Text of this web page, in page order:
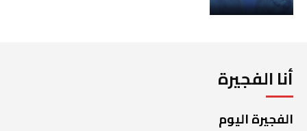
أنا الفجيرة
الفجيرة اليوم